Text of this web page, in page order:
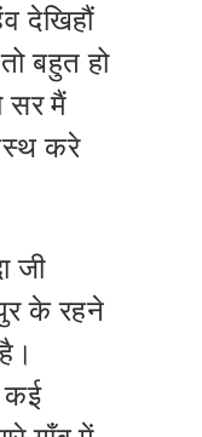
देखिहौं
बहुत हो
सर मैं
करे
जी
के रहने
कई